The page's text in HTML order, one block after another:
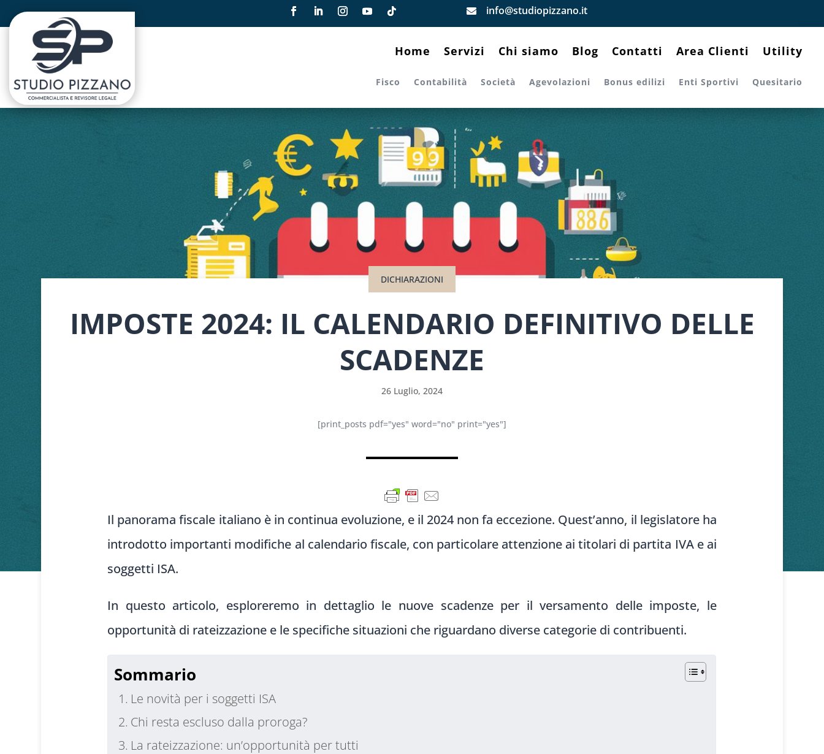
 info@studiopizzano.it
Home Servizi Chi siamo Blog Contatti Area Clienti Utility
Fisco Contabilità Società Agevolazioni Bonus edilizi Enti Sportivi Quesitario
DICHIARAZIONI
IMPOSTE 2024: IL CALENDARIO DEFINITIVO DELLE
SCADENZE
26 Luglio, 2024
[print_posts pdf="yes" word="no" print="yes"]
Il panorama fiscale italiano è in continua evoluzione, e il 2024 non fa eccezione. Quest’anno, il legislatore ha
introdotto importanti modifiche al calendario fiscale, con particolare attenzione ai titolari di partita IVA e ai
soggetti ISA.
In questo articolo, esploreremo in dettaglio le nuove scadenze per il versamento delle imposte, le
opportunità di rateizzazione e le specifiche situazioni che riguardano diverse categorie di contribuenti.
Sommario
Le novità per i soggetti ISA
Chi resta escluso dalla proroga?
La rateizzazione: un’opportunità per tutti